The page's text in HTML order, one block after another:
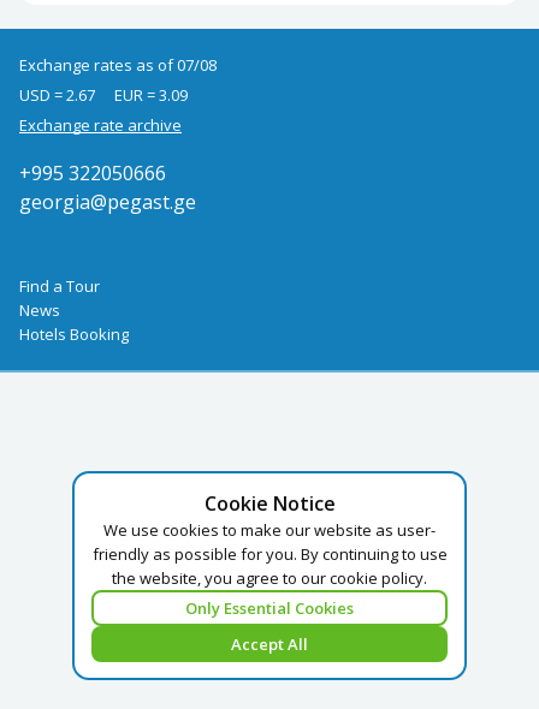
Cookie Notice
We use cookies to make our website as user-
friendly as possible for you. By continuing to use
the website, you agree to our cookie policy.
Only Essential Cookies
Accept All
Exchange rates as of 07/08
USD = 2.67
EUR = 3.09
Exchange rate archive
+995 322050666
georgia@pegast.ge
Find a Tour
News
Hotels Booking